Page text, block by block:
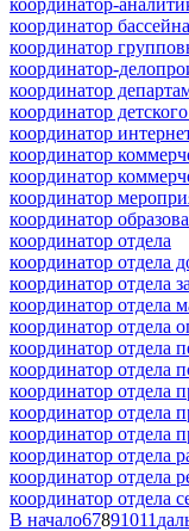
координатор бассейна
координатор
координатор-
координатор
координатор
координатор
координатор
координатор
координатор
координатор
координатор отдела
координатор отдела
координатор отдела
координатор отдела
координатор отдела
координатор отдела
координатор отдела
координатор отдела
координатор отдела
координатор отдела
координатор отдела
координатор отдела
координатор отдела
В начало67891011